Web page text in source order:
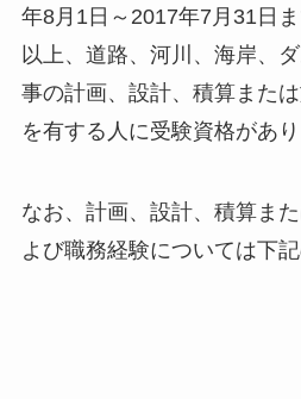
年8月1日～2017年7月31日
以上、道路、河川、海岸、
事の計画、設計、積算また
を有する人に受験資格があり
なお、計画、設計、積算ま
よび職務経験については下記